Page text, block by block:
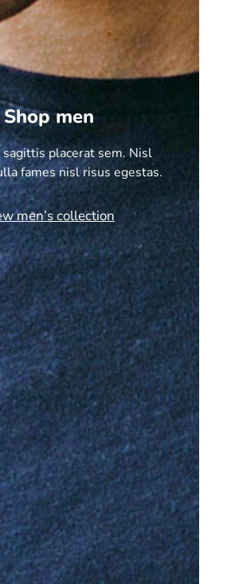
Shop men
placerat sem. Nisl
fames nisl risus egestas.
men’s collection